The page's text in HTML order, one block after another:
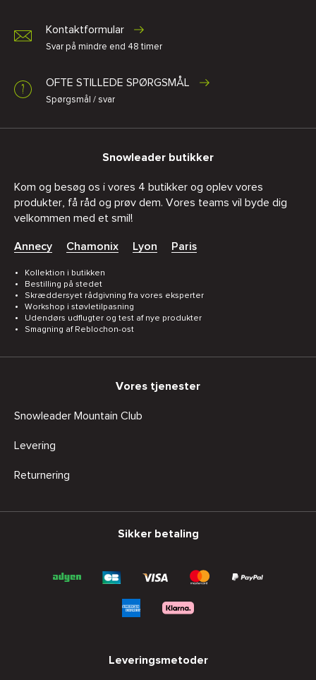
Kontaktformular
Svar på mindre end 48 timer
OFTE STILLEDE SPØRGSMÅL
Spørgsmål / svar
Snowleader butikker
Kom og besøg os i vores 4 butikker og oplev vores
produkter, få råd og prøv dem. Vores teams vil byde dig
velkommen med et smil!
Annecy Chamonix Lyon Paris
Kollektion i butikken
Bestilling på stedet
Skræddersyet rådgivning fra vores eksperter
Workshop i støvletilpasning
Udendørs udflugter og test af nye produkter
Smagning af Reblochon-ost
Vores tjenester
Snowleader Mountain Club
Levering
Returnering
Sikker betaling
Leveringsmetoder